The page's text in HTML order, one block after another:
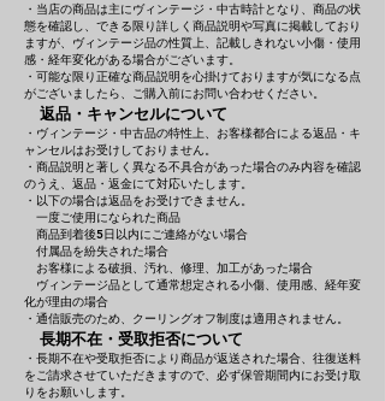
・当店の商品は主にヴィンテージ・中古時計となり、商品の状
態を確認し、できる限り詳しく商品説明や写真に掲載しており
ますが、ヴィンテージ品の性質上、記載しきれない小傷・使用
感・経年変化がある場合がございます。
・可能な限り正確な商品説明を心掛けておりますが気になる点
がございましたら、ご購入前にお問い合わせください。
返品・キャンセルについて
・ヴィンテージ・中古品の特性上、お客様都合による返品・キ
ャンセルはお受けしておりません。
・商品説明と著しく異なる不具合があった場合のみ内容を確認
のうえ、返品・返金にて対応いたします。
・以下の場合は返品をお受けできません。
一度ご使用になられた商品
商品到着後5日以内にご連絡がない場合
付属品を紛失された場合
お客様による破損、汚れ、修理、加工があった場合
ヴィンテージ品として通常想定される小傷、使用感、経年変
化が理由の場合
・通信販売のため、クーリングオフ制度は適用されません。
長期不在・受取拒否について
・長期不在や受取拒否により商品が返送された場合、往復送料
をご請求させていただきますので、必ず保管期間内にお受け取
りをお願いします。